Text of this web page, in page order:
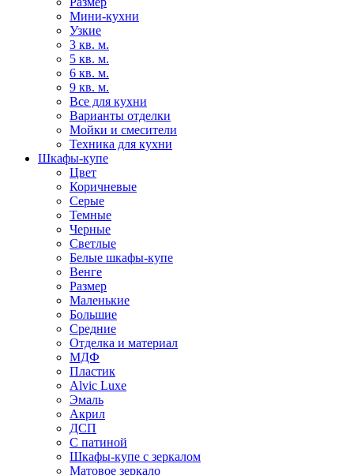
Мини-кухни
Узкие
3 кв. м.
5 кв. м.
6 кв. м.
9 кв. м.
Все для кухни
Варианты отделки
Мойки и смесители
Техника для кухни
Шкафы-купе
Цвет
Коричневые
Серые
Темные
Черные
Светлые
Белые шкафы-купе
Венге
Размер
Маленькие
Большие
Средние
Отделка и материал
МДФ
Пластик
Alvic Luxe
Эмаль
Акрил
ДСП
С патиной
Шкафы-купе с зеркалом
Матовое зеркало